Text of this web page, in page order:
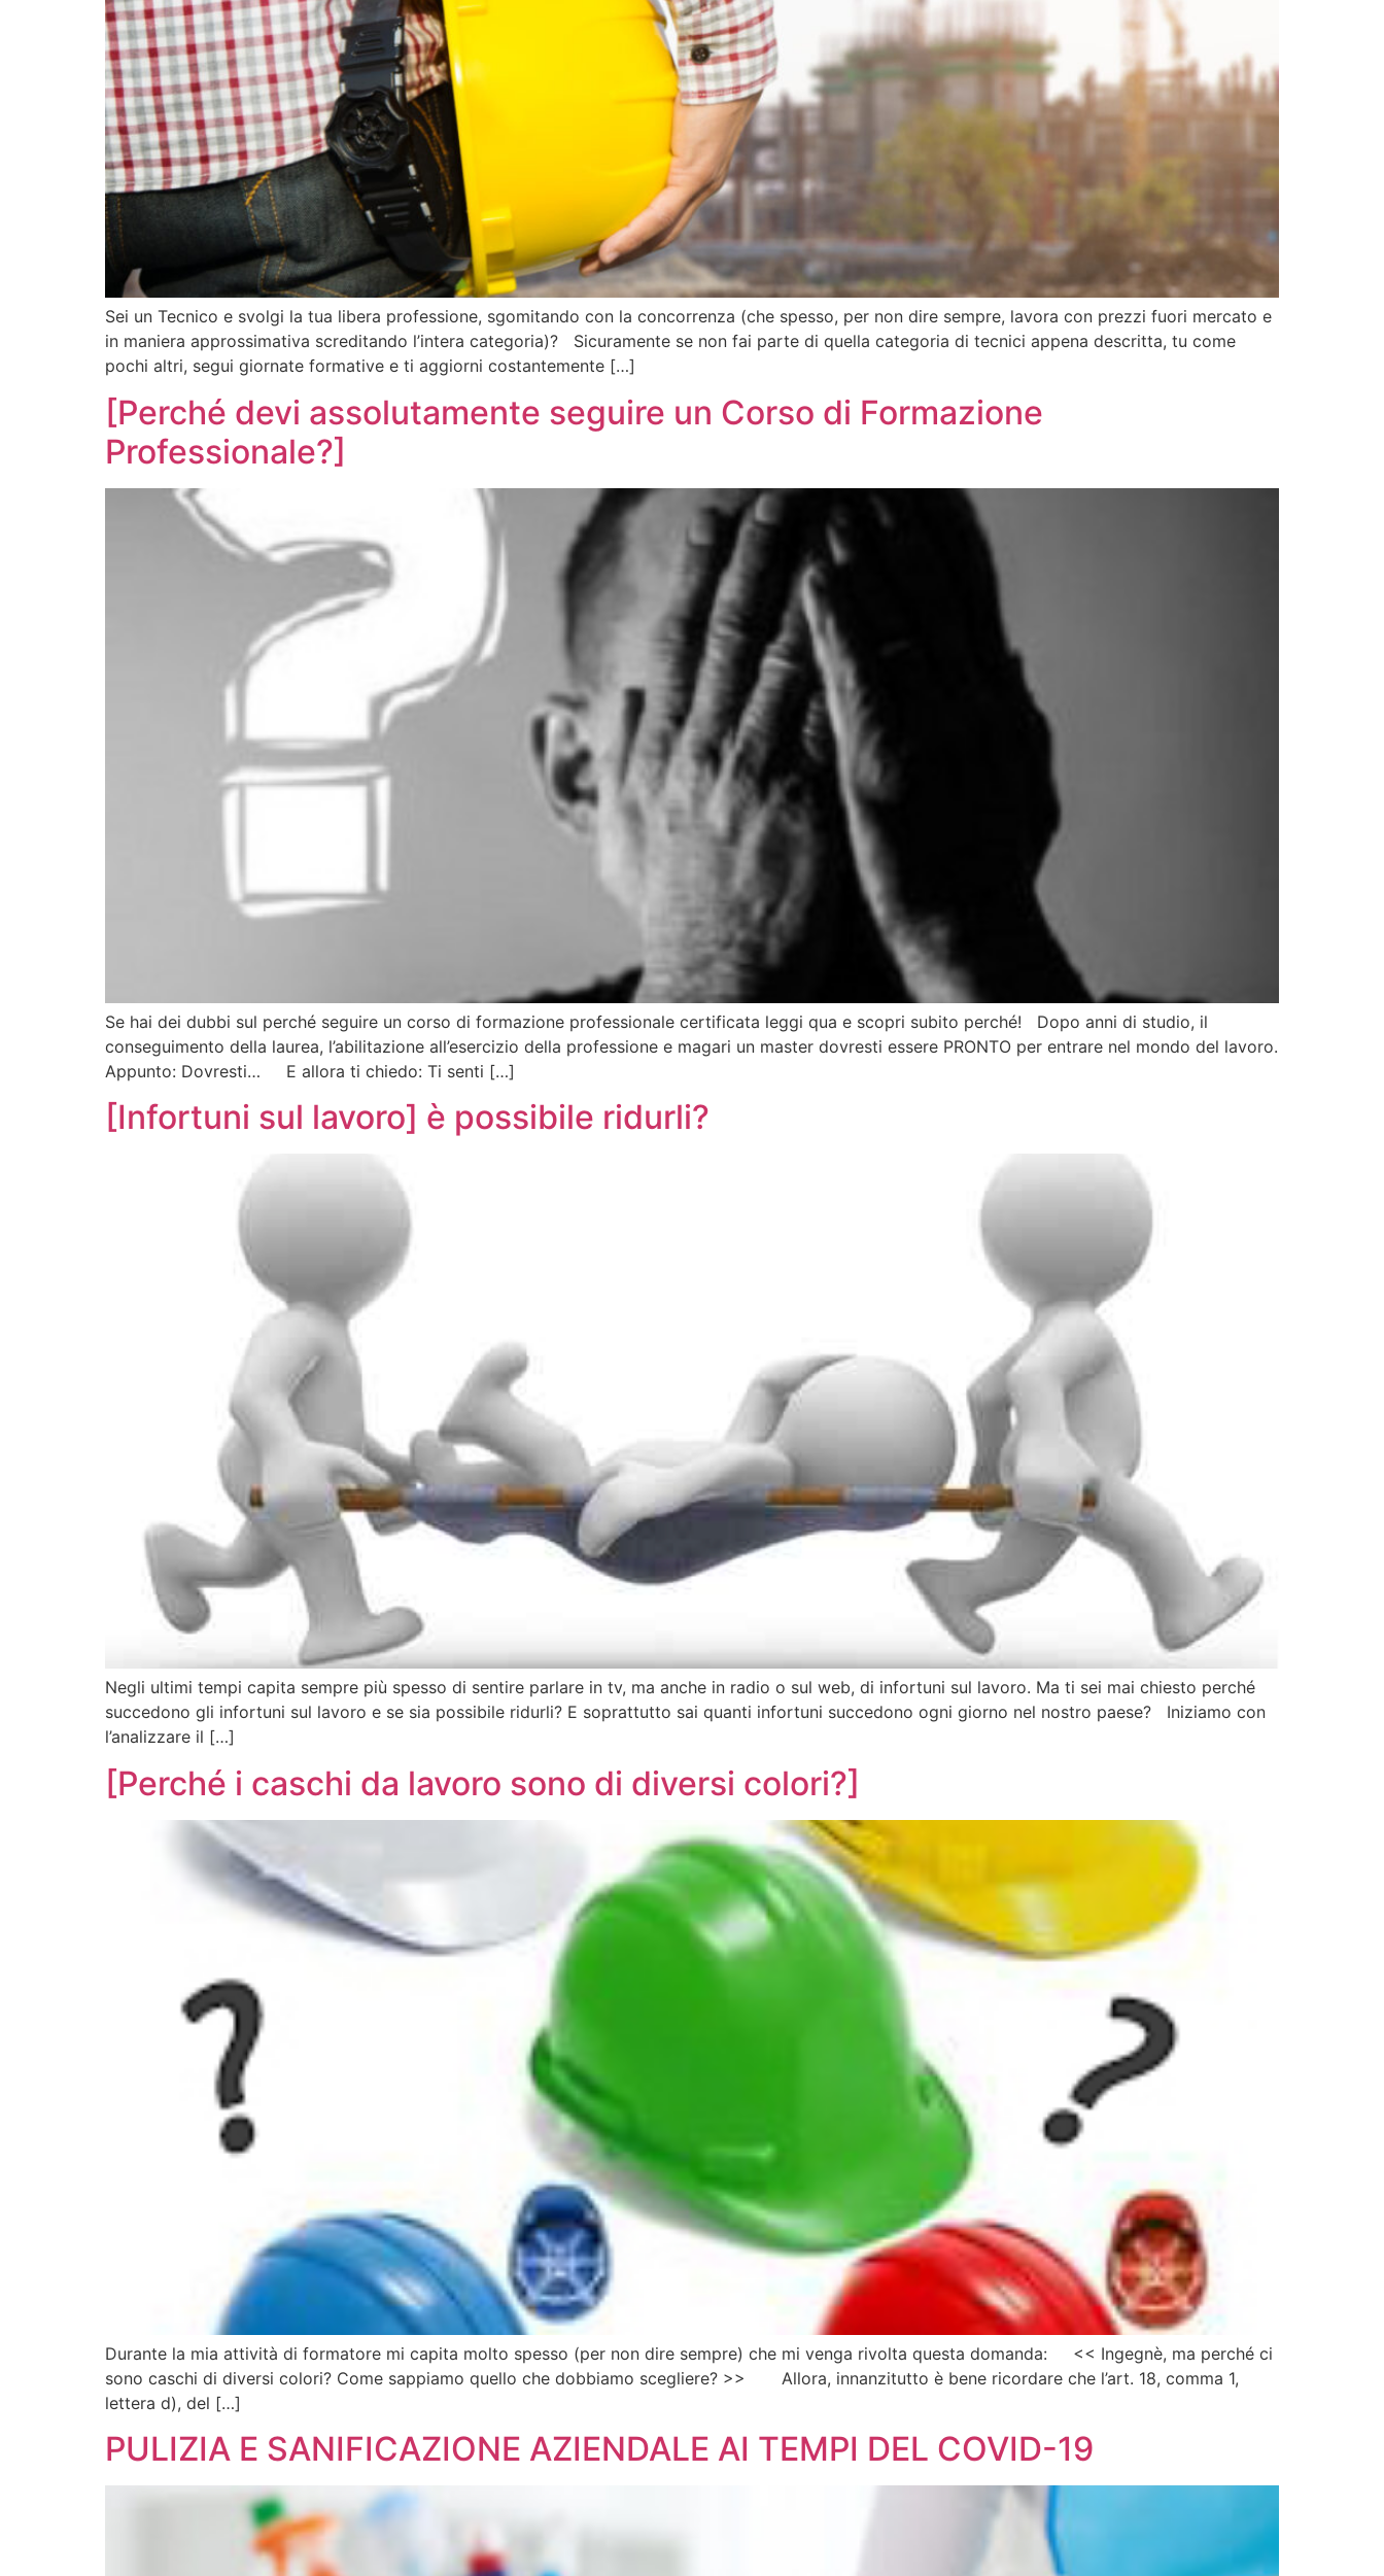
Sei un Tecnico e svolgi la tua libera professione, sgomitando con la concorrenza (che spesso, per non dire sempre, lavora con prezzi fuori mercato e
in maniera approssimativa screditando l’intera categoria)? Sicuramente se non fai parte di quella categoria di tecnici appena descritta, tu come
pochi altri, segui giornate formative e ti aggiorni costantemente […]
[Perché devi assolutamente seguire un Corso di Formazione
Professionale?]
Se hai dei dubbi sul perché seguire un corso di formazione professionale certificata leggi qua e scopri subito perché! Dopo anni di studio, il
conseguimento della laurea, l’abilitazione all’esercizio della professione e magari un master dovresti essere PRONTO per entrare nel mondo del lavoro.
Appunto: Dovresti… E allora ti chiedo: Ti senti […]
[Infortuni sul lavoro] è possibile ridurli?
Negli ultimi tempi capita sempre più spesso di sentire parlare in tv, ma anche in radio o sul web, di infortuni sul lavoro. Ma ti sei mai chiesto perché
succedono gli infortuni sul lavoro e se sia possibile ridurli? E soprattutto sai quanti infortuni succedono ogni giorno nel nostro paese? Iniziamo con
l’analizzare il […]
[Perché i caschi da lavoro sono di diversi colori?]
Durante la mia attività di formatore mi capita molto spesso (per non dire sempre) che mi venga rivolta questa domanda: << Ingegnè, ma perché ci
sono caschi di diversi colori? Come sappiamo quello che dobbiamo scegliere? >> Allora, innanzitutto è bene ricordare che l’art. 18, comma 1,
lettera d), del […]
PULIZIA E SANIFICAZIONE AZIENDALE AI TEMPI DEL COVID-19